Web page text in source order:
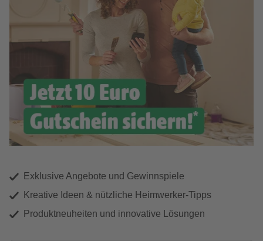
Exklusive Angebote und Gewinnspiele
Kreative Ideen & nützliche Heimwerker-Tipps
Produktneuheiten und innovative Lösungen